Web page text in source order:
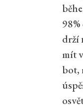
drží
mít
bot,